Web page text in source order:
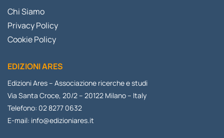
Chi Siamo
Privacy Policy
Cookie Policy
EDIZIONI ARES
Edizioni Ares – Associazione ricerche e studi
Via Santa Croce, 20/2 – 20122 Milano – Italy
Telefono: 02 8277 0632
E-mail: info@edizioniares.it